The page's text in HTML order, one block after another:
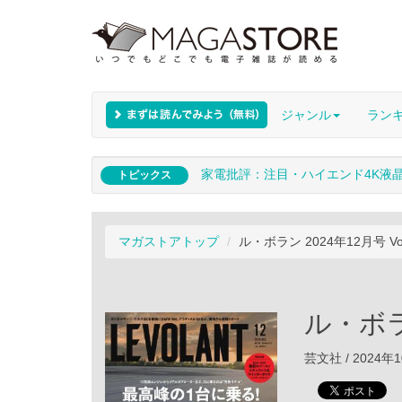
ジャンル ラン
トピックス 家電批評：注目・ハイエンド4K液
マガストアトップ ル・ボラン 2024年12月号
ル・ボ
芸文社 / 2024年